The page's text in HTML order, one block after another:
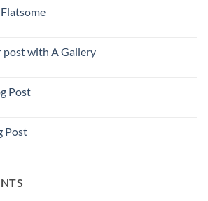
post with A Gallery
Post
Post